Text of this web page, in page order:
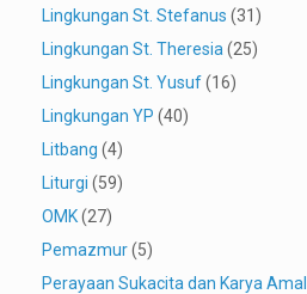
Lingkungan St. Stefanus (31)
Lingkungan St. Theresia (25)
Lingkungan St. Yusuf(16)
Lingkungan YP (40)
Litbang (4)
Liturgi (59)
OMK(27)
Pemazmur(5)
Perayaan Sukacita dan Karya Amal